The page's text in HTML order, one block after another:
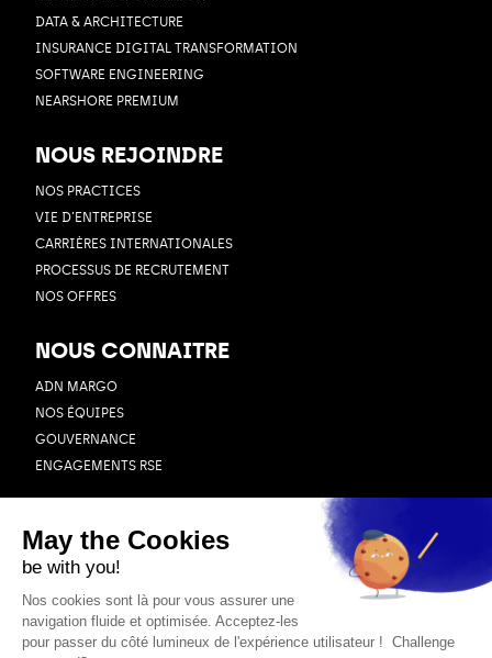
DATA & ARCHITECTURE
INSURANCE DIGITAL TRANSFORMATION
SOFTWARE ENGINEERING
NEARSHORE PREMIUM
NOUS REJOINDRE
NOS PRACTICES
VIE D’ENTREPRISE
CARRIÈRES INTERNATIONALES
PROCESSUS DE RECRUTEMENT
NOS OFFRES
NOUS CONNAITRE
ADN MARGO
NOS ÉQUIPES
GOUVERNANCE
ENGAGEMENTS RSE
BLOG
CAS CLIENTS
WEBINAIRES
ACTUALITÉS